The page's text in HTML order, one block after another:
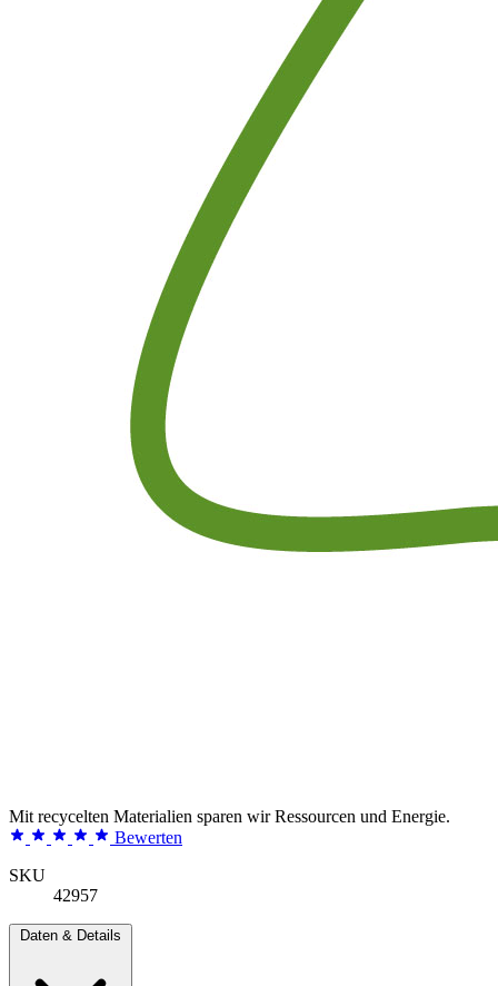
Mit recycelten Materialien sparen wir Ressourcen und Energie.
Bewerten
SKU
42957
Daten & Details